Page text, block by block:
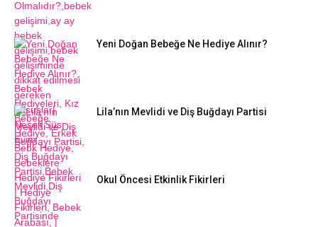
Yeni Doğan Bebeğe Ne Hediye Alınır?
Lila’nın Mevlidi ve Diş Buğdayı Partisi
Okul Öncesi Etkinlik Fikirleri